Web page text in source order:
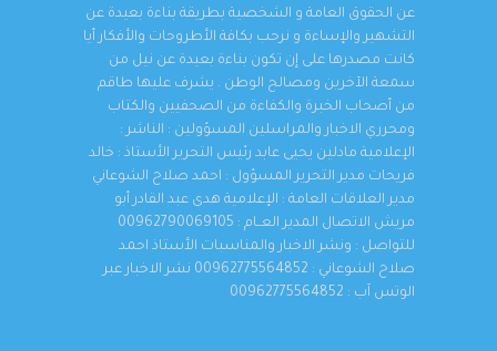
عن الحقوق العامة و الشخصية بطريقة بناءة بعيدة عن
التشهير والإساءة و نرحب بكافة الأطروحات والأفكار أيا
كانت مصدرها على إن تكون بناءة بعيدة عن نيل من
سمعة الآخرين ومصالح الوطن . يشرف عليها طاقم
من أصحاب الخبرة والكفاءة من الصحفيين والكتاب
ومحرري الاخبار والمراسلين المسؤولين : الناشر :
الإعلامية مادلين يحيى عابد رئيس التحرير الأستاذ : خالد
فريحات مدير التحرير المسؤول : احمد صلاح الشوعاني
مدير العلاقات العامة : الإعلامية هدى عبد القادر أبو
مريش الاتصال المدير العــام : 00962790069105
للتواصل : ونشر الاخبار والمناسبات الأستاذ احمد
صلاح الشوعاني : 00962775564852 نشر الاخبار عبر
الوتس آب : 00962775564852